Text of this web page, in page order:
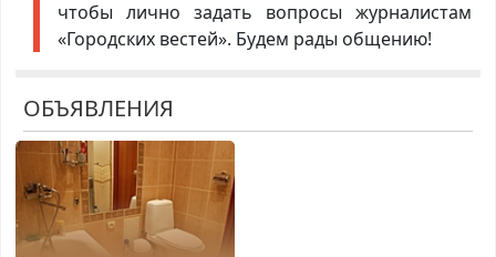
чтобы лично задать вопросы журналистам
«Городских вестей». Будем рады общению!
ОБЪЯВЛЕНИЯ